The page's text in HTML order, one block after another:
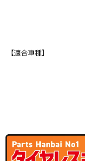
【適合車種】